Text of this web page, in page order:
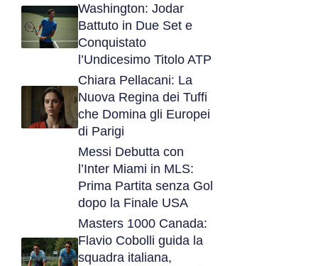
Washington: Jodar
Battuto in Due Set e
Conquistato
l’Undicesimo Titolo ATP
Chiara Pellacani: La
Nuova Regina dei Tuffi
che Domina gli Europei
di Parigi
Messi Debutta con
l’Inter Miami in MLS:
Prima Partita senza Gol
dopo la Finale USA
Masters 1000 Canada:
Flavio Cobolli guida la
squadra italiana,